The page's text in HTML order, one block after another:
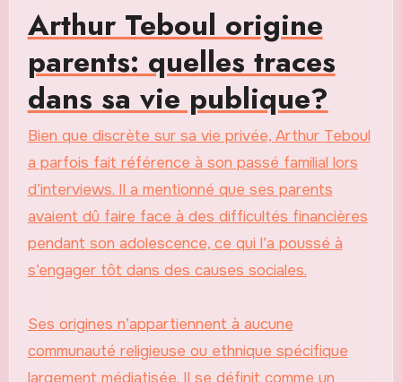
Arthur Teboul origine
parents: quelles traces
dans sa vie publique?
Bien que discrète sur sa vie privée, Arthur Teboul
a parfois fait référence à son passé familial lors
d’interviews. Il a mentionné que ses parents
avaient dû faire face à des difficultés financières
pendant son adolescence, ce qui l’a poussé à
s’engager tôt dans des causes sociales.
Ses origines n’appartiennent à aucune
communauté religieuse ou ethnique spécifique
largement médiatisée. Il se définit comme un